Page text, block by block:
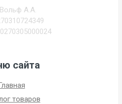
А.А.
сайта
товаров